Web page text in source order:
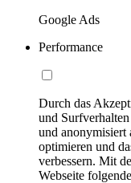
Google Ads
Performance
Durch das
und
und anonymisiert
optimieren und
verbessern. Mit
Webseite